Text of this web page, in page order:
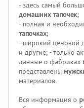
- здесь самый
домашних тапочек;
- полная и
тапочках;
- широкий ценовой
и другие; - только
данные о фабриках
представлены
материалов.
Вся информация о